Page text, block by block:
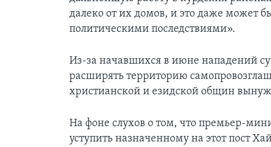
далеко от их домов, и это даже может
политическими последствиями».
Из-за начавшихся в июне нападений
расширять территорию
христианской и езидской общин
На фоне слухов о том, что премьер-
уступить назначенному на этот пост